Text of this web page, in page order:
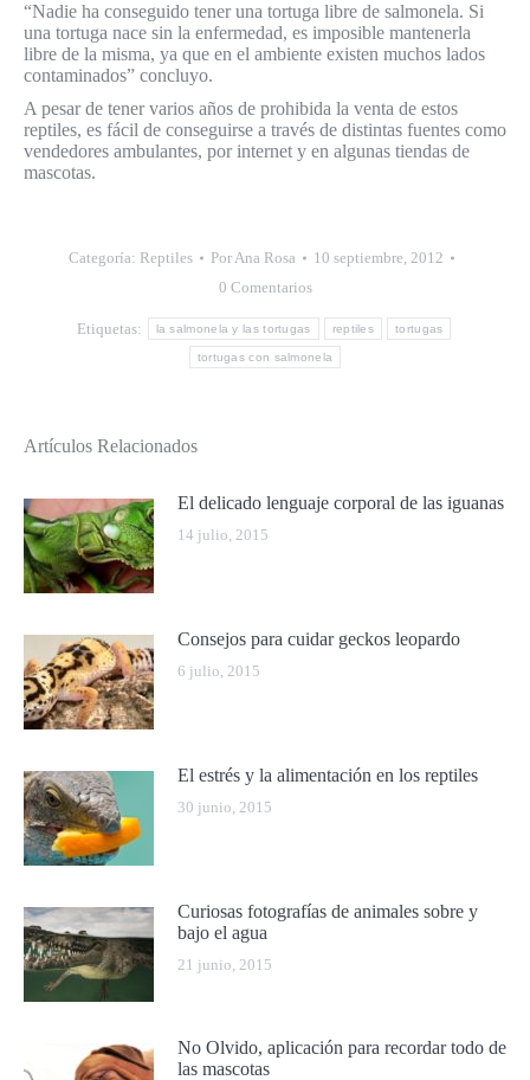
“Nadie ha conseguido tener una tortuga libre de salmonela. Si
una tortuga nace sin la enfermedad, es imposible mantenerla
libre de la misma, ya que en el ambiente existen muchos lados
contaminados” concluyo.
A pesar de tener varios años de prohibida la venta de estos
reptiles, es fácil de conseguirse a través de distintas fuentes como
vendedores ambulantes, por internet y en algunas tiendas de
mascotas.
Categoría: Reptiles PorAna Rosa
10 septiembre, 2012
0 Comentarios
Etiquetas: la salmonela y las tortugas reptiles tortugas
tortugas con salmonela
Artículos Relacionados
El delicado lenguaje corporal de las iguanas
14 julio, 2015
Consejos para cuidar geckos leopardo
6 julio, 2015
El estrés y la alimentación en los reptiles
30 junio, 2015
Curiosas fotografías de animales sobre y
bajo el agua
21 junio, 2015
No Olvido, aplicación para recordar todo de
las mascotas